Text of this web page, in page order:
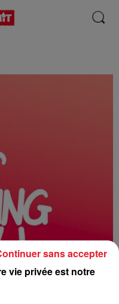
vie privée est notre
sans accepter